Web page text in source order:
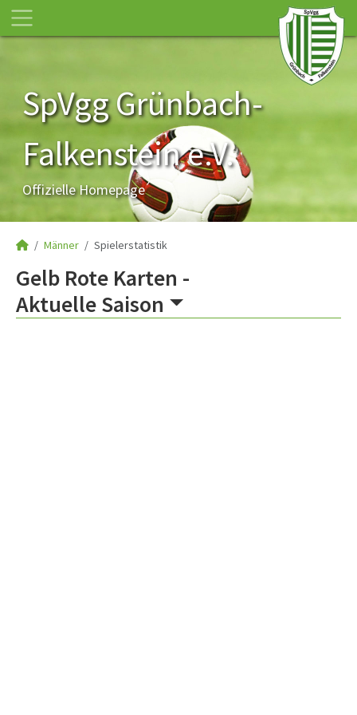
SpVgg Grünbach-
Falkenstein e.V.
Offizielle Homepage
Männer Spielerstatistik
Gelb Rote Karten -
Aktuelle Saison